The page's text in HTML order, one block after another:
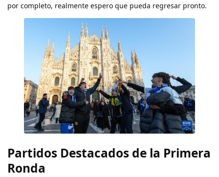
por completo, realmente espero que pueda regresar pronto.
Partidos Destacados de la Primera
Ronda